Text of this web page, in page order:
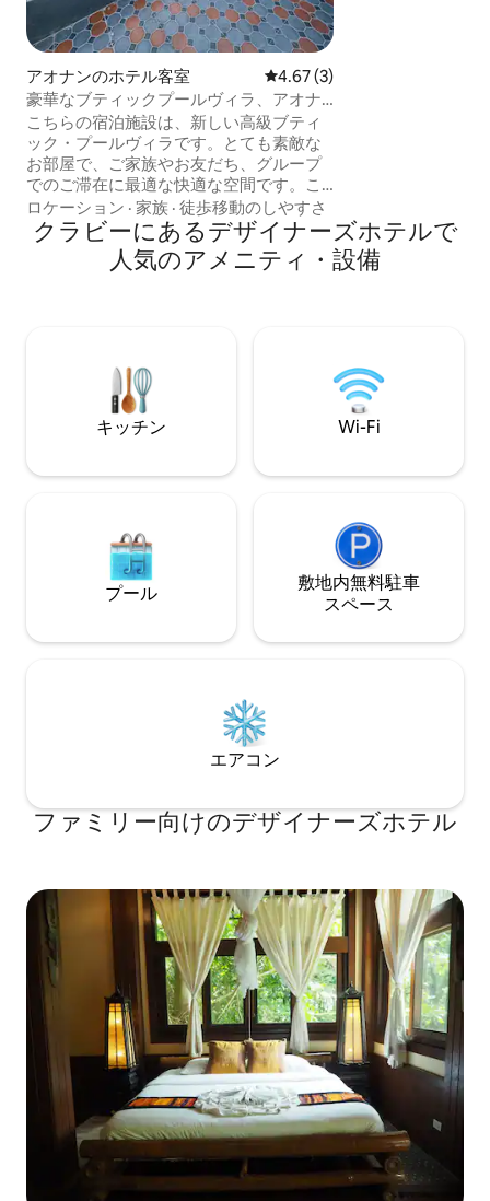
アオナンのホテル客室 レビュー3件、5つ星中4.67つ
4.67 (3)
豪華なブティックプールヴィラ、アオナ
ンクラビ
こちらの宿泊施設は、新しい高級ブティ
ック・プールヴィラです。とても素敵な
お部屋で、ご家族やお友だち、グループ
でのご滞在に最適な快適な空間です。こ
の宿泊施設は、アオナンのランドマーク
の近くにあります。完璧なロケーション
です。 このスタイリッシュな宿泊先で、
家族みんなで楽しい時間をお過ごしくだ
あり、アオナン中心部とアオビーチに近
い場所にあります。 市場：このヴィラ
は、アオナンの有名な市場からとても近
ロケーション · 家族 · 徒歩移動のしやすさ
クラビーにあるデ⁠ザ⁠イ⁠ナ⁠ー⁠ズホ⁠テ⁠ル⁠で
人⁠気⁠のア⁠メ⁠ニ⁠テ⁠ィ⁠・設⁠備
キッチン Wi-Fi
プール
敷地内無料駐⁠車
ス⁠ペ⁠ー⁠ス
エアコン
ファミリー向⁠け⁠のデ⁠ザ⁠イ⁠ナ⁠ー⁠ズホ⁠テ⁠ル